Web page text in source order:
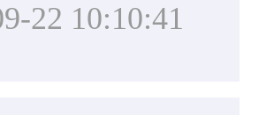
22 10:10:41